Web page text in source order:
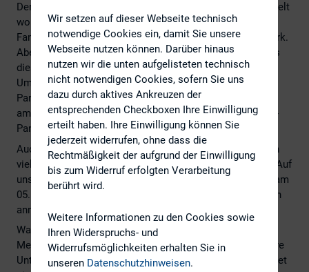
Der Jahreswechsel 2020/2021 wurde vielerorts auf der Welt
wohl eher unspektakulär zelebriert – im engsten
Familien/Freundeskreis, ohne große Party, ohne Feuerwerk.
Aber sicherlich mit dem großen einigenden Wunsch, dass
diese Pandemie endlich ein Ende haben möge!
Umso unruhiger ist die Lage auf dem weltpolitischen
Parkett. Der vollzogene Brexit und seine Folgen, die US-
amerikanische Regierungskrise und natürlich die Corona-
Pandemie.
Auch für den Kapitalmarkt hat das noch junge Jahr schon
viele Herausforderungen parat, die es zu bewältigen gilt. Auf
unserer diesjährigen Frühjahres-Mitgliederversammlung am
05. März 2021 werden wir uns diesen brennenden Themen
annehmen.
Was bedeuten die Änderungen der DAX Index-
Methodologie? Welche Vergütungssysteme stellen andere
Unternehmen zur Abstimmung nach ARUG II? Wie gestaltet
Wir setzen auf dieser Webseite technisch
notwendige Cookies ein, damit Sie unsere
Webseite nutzen können. Darüber hinaus
nutzen wir die unten aufgelisteten technisch
nicht notwendigen Cookies, sofern Sie uns
dazu durch aktives Ankreuzen der
entsprechenden Checkboxen Ihre Einwilligung
erteilt haben. Ihre Einwilligung können Sie
jederzeit widerrufen, ohne dass die
Rechtmäßigkeit der aufgrund der Einwilligung
bis zum Widerruf erfolgten Verarbeitung
berührt wird.
Weitere Informationen zu den Cookies sowie
Ihren Widerspruchs- und
Widerrufsmöglichkeiten erhalten Sie in
unseren Datenschutzhinweisen.